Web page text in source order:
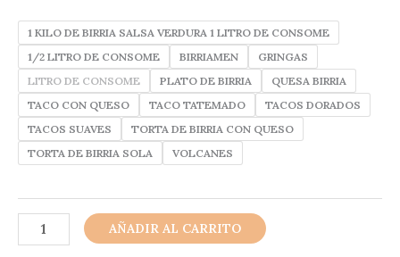
1 KILO DE BIRRIA SALSA VERDURA 1 LITRO DE CONSOME
1/2 LITRO DE CONSOME
BIRRIAMEN
GRINGAS
LITRO DE CONSOME
PLATO DE BIRRIA
QUESA BIRRIA
TACO CON QUESO
TACO TATEMADO
TACOS DORADOS
TACOS SUAVES
TORTA DE BIRRIA CON QUESO
TORTA DE BIRRIA SOLA
VOLCANES
BIRRIERIA
GUERRERO
AÑADIR AL CARRITO